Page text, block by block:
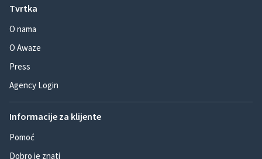
Tvrtka
O nama
O Awaze
Press
Agency Login
Informacije za klijente
Pomoć
Dobro je znati